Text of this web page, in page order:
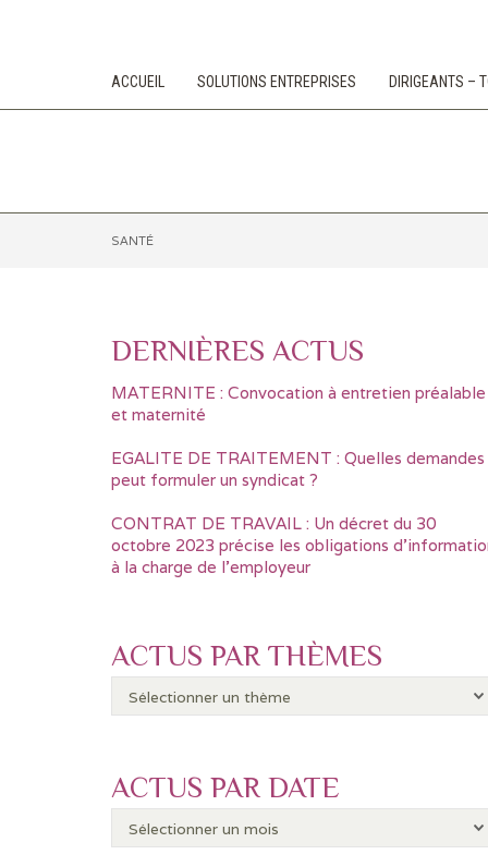
ACCUEIL SOLUTIONS ENTREPRISES DIRIGEANTS –
SANTÉ
DERNIÈRES ACTUS
MATERNITE : Convocation à entretien préalable
et maternité
EGALITE DE TRAITEMENT : Quelles demandes
peut formuler un syndicat ?
CONTRAT DE TRAVAIL : Un décret du 30
octobre 2023 précise les obligations
à la charge de l’employeur
ACTUS PAR THÈMES
ACTUS PAR DATE